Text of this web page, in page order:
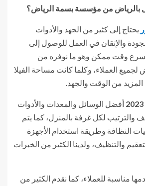
بالرياض من مؤسسة بسمة الرياض؟
يحتاج إلى كثير من الجهد والأدوات
والإتقان في العمل للوصول إلى
أسرع وقت ممكن وهو ما نوفره من
العملاء، وكلما كانت مساحة الفيلا
من الوقت والجهد.
2023 أفضل الوسائل والمعدات والأدوات
والترتيب لكل غرفة بالمنزل، كما يتم
النظافة وطريقة استخدام الأجهزة
والتنظيف، ولدينا الكثير من الخبرات
مناسبة للعملاء، كما نقدم الكثير من